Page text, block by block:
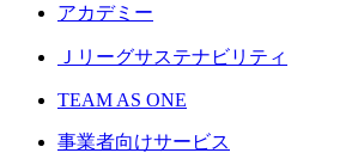
アカデミー
Ｊリーグサステナビリティ
TEAM AS ONE
事業者向けサービス